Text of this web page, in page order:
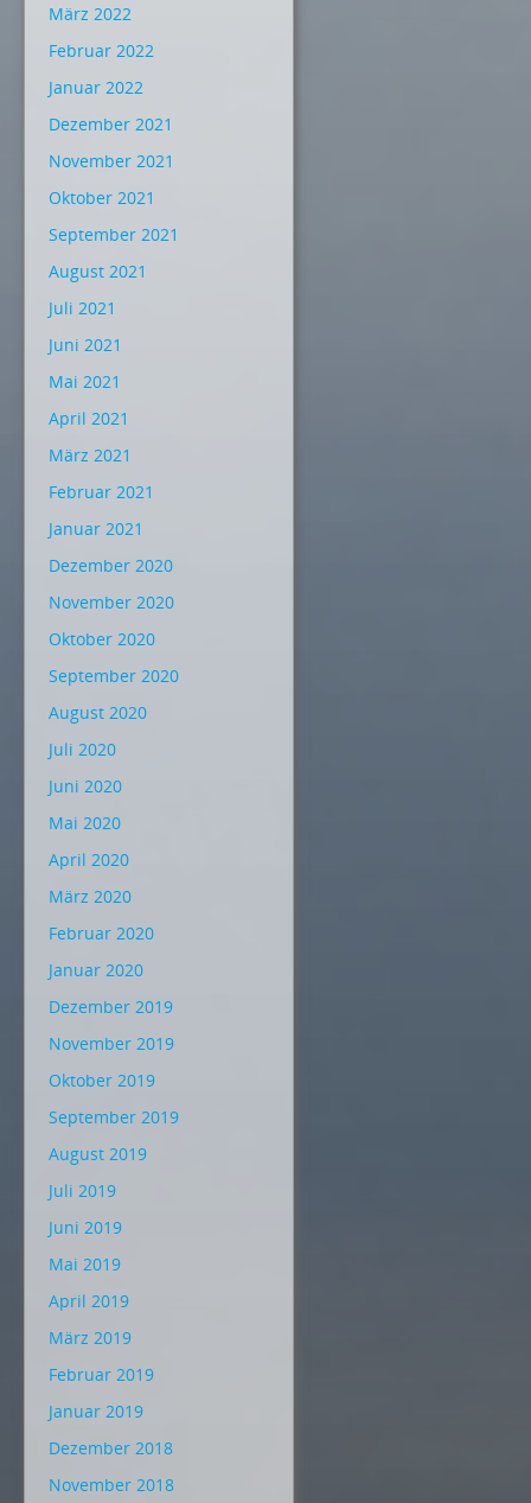
März 2022
Februar 2022
Januar 2022
Dezember 2021
November 2021
Oktober 2021
September 2021
August 2021
Juli 2021
Juni 2021
Mai 2021
April 2021
März 2021
Februar 2021
Januar 2021
Dezember 2020
November 2020
Oktober 2020
September 2020
August 2020
Juli 2020
Juni 2020
Mai 2020
April 2020
März 2020
Februar 2020
Januar 2020
Dezember 2019
November 2019
Oktober 2019
September 2019
August 2019
Juli 2019
Juni 2019
Mai 2019
April 2019
März 2019
Februar 2019
Januar 2019
Dezember 2018
November 2018